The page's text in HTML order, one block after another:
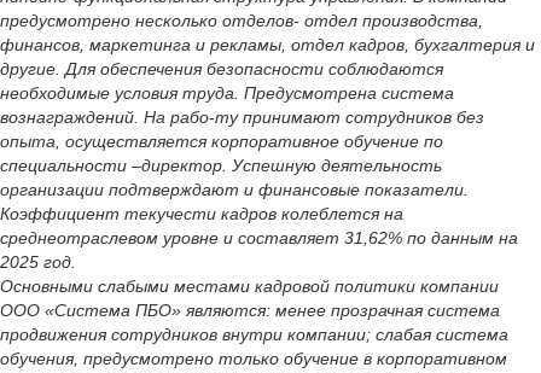
предусмотрено несколько отделов- отдел производства,
финансов, маркетинга и рекламы, отдел кадров, бухгалтерия и
другие. Для обеспечения безопасности соблюдаются
необходимые условия труда. Предусмотрена система
вознаграждений. На рабо-ту принимают сотрудников без
опыта, осуществляется корпоративное обучение по
специальности –директор. Успешную деятельность
организации подтверждают и финансовые показатели.
Коэффициент текучести кадров колеблется на
среднеотраслевом уровне и составляет 31,62% по данным на
2025 год.
Основными слабыми местами кадровой политики компании
ООО «Система ПБО» являются: менее прозрачная система
продвижения сотрудников внутри компании; слабая система
обучения, предусмотрено только обучение в корпоративном